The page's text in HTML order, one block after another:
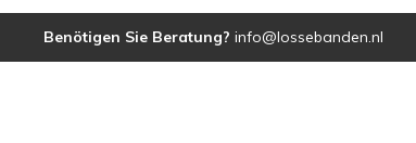
Benötigen Sie Beratung? info@lossebanden.nl